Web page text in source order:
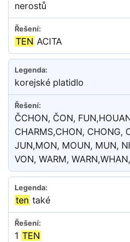
nerostů
TEN ACITA
korejské platidlo
ČCHON, ČON,
CHARMS,CHON, CHONG,
JUN,MON, MOUN, MUN,
VON, WARM,
ten také
1 TEN